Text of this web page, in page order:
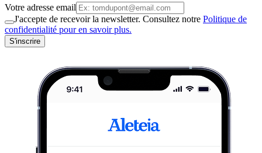
Votre adresse email
J'accepte de recevoir la newsletter. Consultez notre Politique de
confidentialité pour en savoir plus.
S'inscrire